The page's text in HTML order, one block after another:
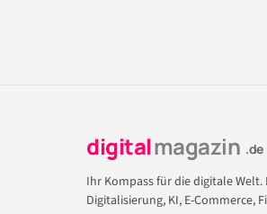
digitalmagazin .de
Ihr Kompass für die digitale
Digitalisierung, KI, E-Commerce,